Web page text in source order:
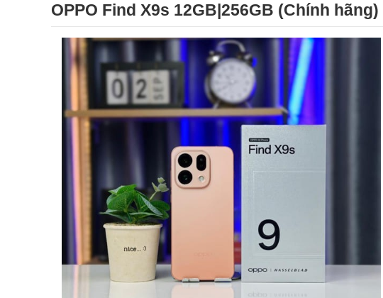
OPPO Find X9s 12GB|256GB (Chính hãng)